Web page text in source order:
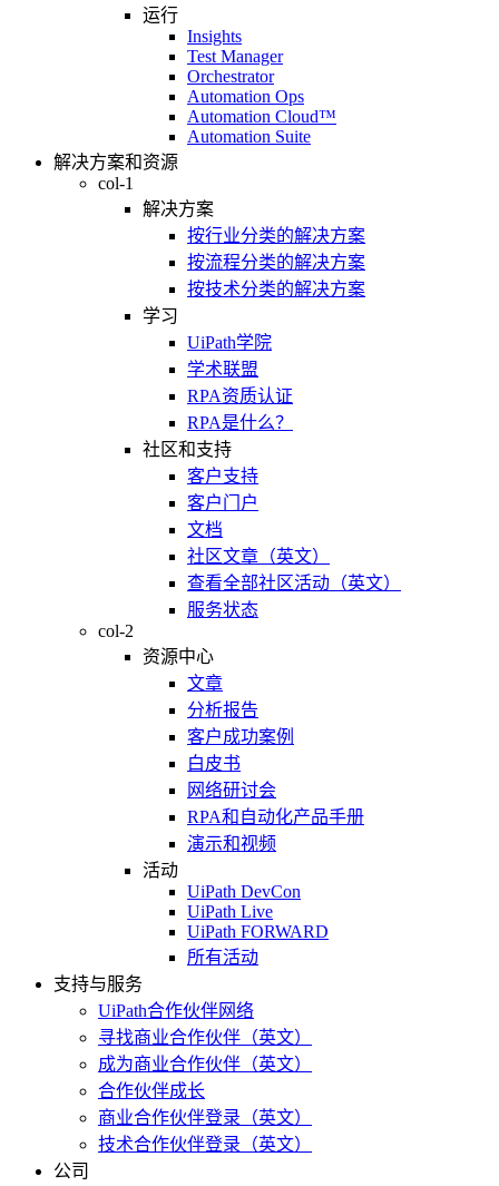
运行
Insights
Test Manager
Orchestrator
Automation Ops
Automation Cloud™
Automation Suite
解决方案和资源
col-1
解决方案
按行业分类的解决方案
按流程分类的解决方案
按技术分类的解决方案
学习
UiPath学院
学术联盟
RPA资质认证
RPA是什么？
社区和支持
客户支持
客户门户
文档
社区文章（英文）
查看全部社区活动（英文）
服务状态
col-2
资源中心
文章
分析报告
客户成功案例
白皮书
网络研讨会
RPA和自动化产品手册
演示和视频
活动
UiPath DevCon
UiPath Live
UiPath FORWARD
所有活动
支持与服务
UiPath合作伙伴网络
寻找商业合作伙伴（英文）
成为商业合作伙伴（英文）
合作伙伴成长
商业合作伙伴登录（英文）
技术合作伙伴登录（英文）
公司